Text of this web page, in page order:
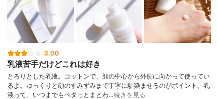
3.00
乳液苦手だけどこれは好き
とろりとした乳液。コットンで、顔の中心から外側に向かって使ってい
るよ。ゆっくりと顔のすみずみまで丁寧に馴染ませるのがポイント。乳
液って、いつまでもペタっとまとわ…続きを見る